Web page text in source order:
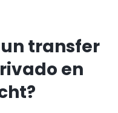
transfer
en